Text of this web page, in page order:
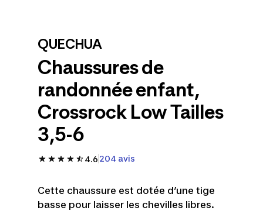
QUECHUA
Chaussures de
randonnée enfant,
Crossrock Low Tailles
3,5-6
4.6 204 avis
Cette chaussure est dotée d’une tige
basse pour laisser les chevilles libres.